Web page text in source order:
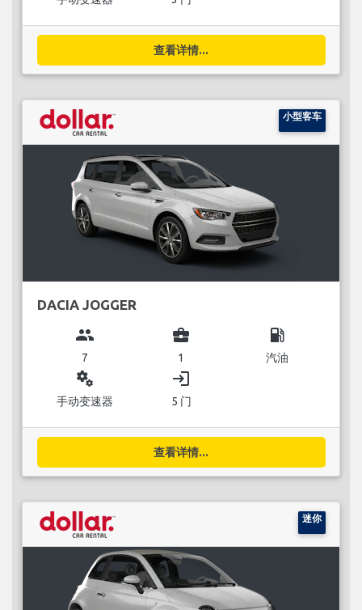
查看详情...
小型客车
DACIA JOGGER
group
7
business_center
1
local_gas_station
汽油
miscellaneous_services
手动变速器
login
5 门
查看详情...
迷你